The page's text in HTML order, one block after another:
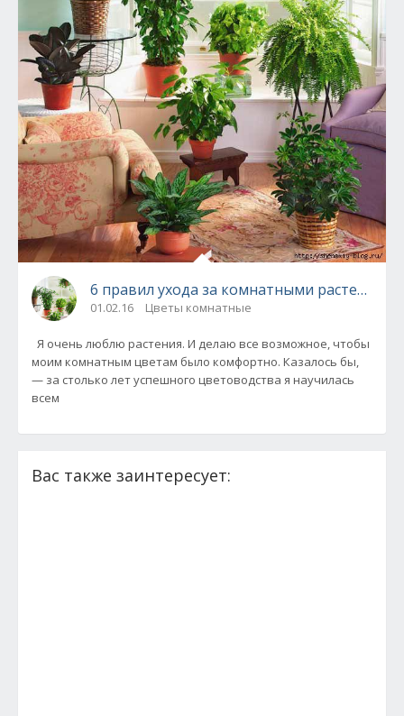
6 правил ухода за комнатными
01.02.16 Цветы комнатные
Я очень люблю растения. И делаю все возможное, чтобы
моим комнатным цветам было комфортно. Казалось бы,
— за столько лет успешного цветоводства я научилась
всем
Вас также заинтересует: